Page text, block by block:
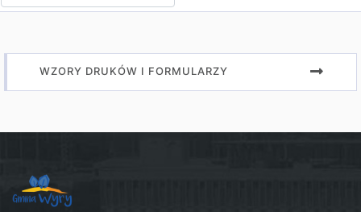
WZORY DRUKÓW I FORMULARZY